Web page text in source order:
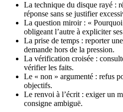
La technique du disque rayé :
réponse sans se justifier
La question miroir : « Pourquoi
obligeant l’autre à expliciter
La prise de temps : reporter
demande hors de la pression.
La vérification croisée :
vérifier les faits.
Le « non » argumenté : refus
objectifs.
Le renvoi à l’écrit : exiger un
consigne ambiguë.